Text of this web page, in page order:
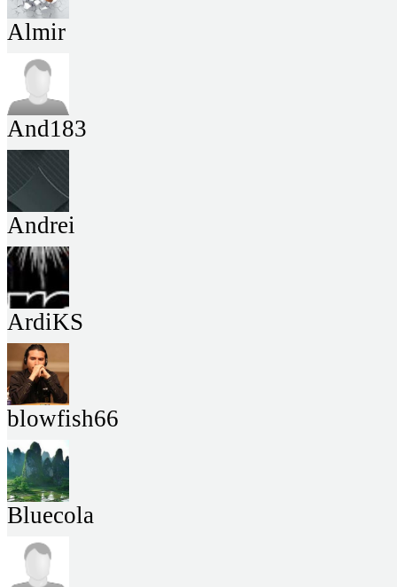
Almir
And183
Andrei
ArdiKS
blowfish66
Bluecola